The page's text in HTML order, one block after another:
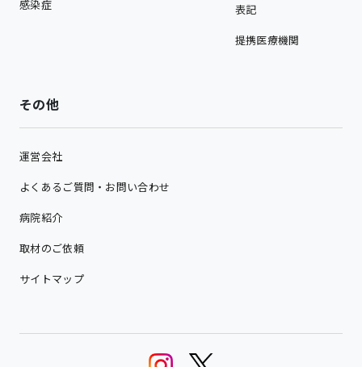
感染症
表記
提携医療機関
その他
運営会社
よくあるご質問・お問い合わせ
病院紹介
取材のご依頼
サイトマップ